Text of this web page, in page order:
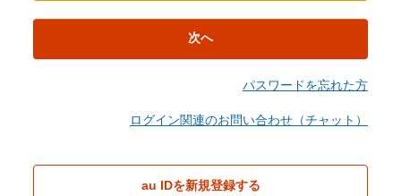
次へ
パスワードを忘れた方
ログイン関連のお問い合わせ（チャット）
au IDを新規登録する